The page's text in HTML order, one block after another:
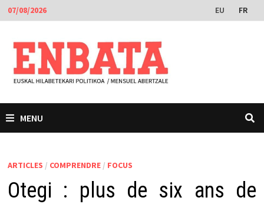
Passer
au
contenu
07/08/2026 EU FR
MENU
ARTICLES / COMPRENDRE/ FOCUS
Otegi : plus de six ans de